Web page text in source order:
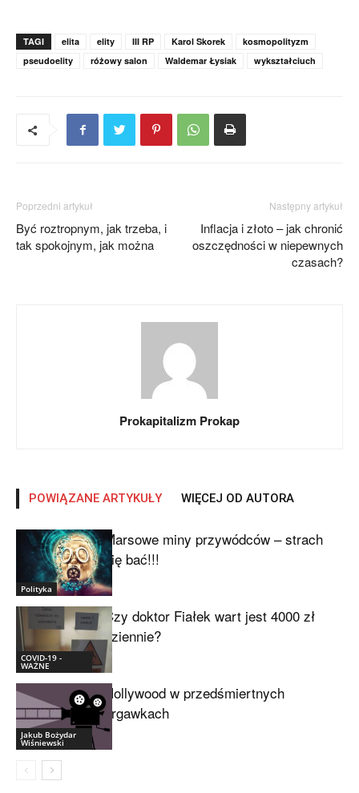
TAGI elita elity III RP Karol Skorek
kosmopolityzm
pseudoelity
różowy salon Waldemar Łysiak wykształciuch
Poprzedni artykuł
Być roztropnym, jak trzeba, i
tak spokojnym, jak można
Następny artykuł
Inflacja i złoto – jak chronić
oszczędności w niepewnych
czasach?
Prokapitalizm Prokap
POWIĄZANE ARTYKUŁY WIĘCEJ OD AUTORA
Polityka
Marsowe miny przywódców – strach
się bać!!!
COVID-19 -
WAŻNE
Czy doktor Fiałek wart jest 4000 zł
dziennie?
Jakub Bożydar
Wiśniewski
Hollywood w przedśmiertnych
drgawkach